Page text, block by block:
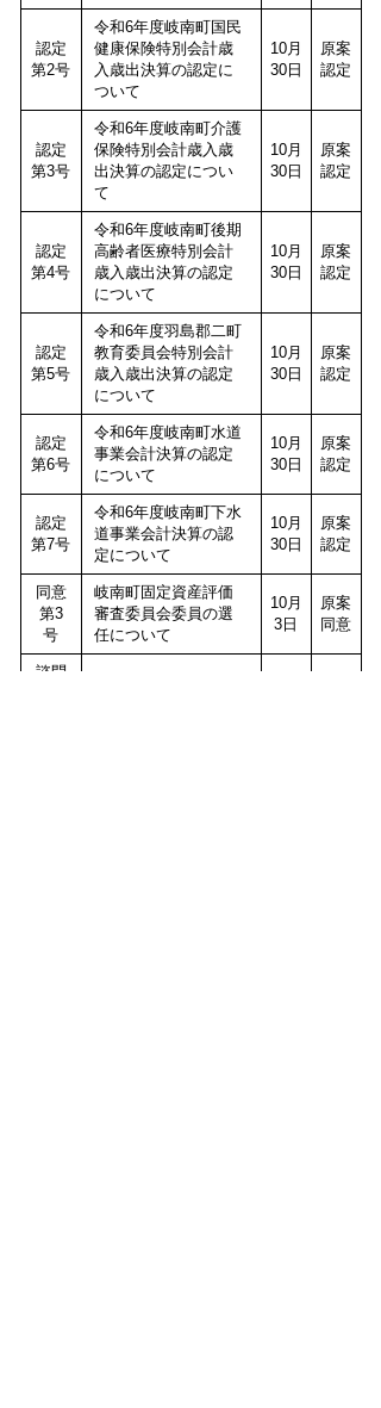
認定
第2号
令和6年度岐南町国民
健康保険特別会計歳
入歳出決算の認定に
ついて
10月
30日
原案
認定
認定
第3号
令和6年度岐南町介護
保険特別会計歳入歳
出決算の認定につい
て
10月
30日
原案
認定
認定
第4号
令和6年度岐南町後期
高齢者医療特別会計
歳入歳出決算の認定
について
10月
30日
原案
認定
認定
第5号
令和6年度羽島郡二町
教育委員会特別会計
歳入歳出決算の認定
について
10月
30日
原案
認定
認定
第6号
令和6年度岐南町水道
事業会計決算の認定
について
10月
30日
原案
認定
認定
第7号
令和6年度岐南町下水
道事業会計決算の認
定について
10月
30日
原案
認定
同意
第3
号
岐南町固定資産評価
審査委員会委員の選
任について
10月
3日
原案
同意
諮問